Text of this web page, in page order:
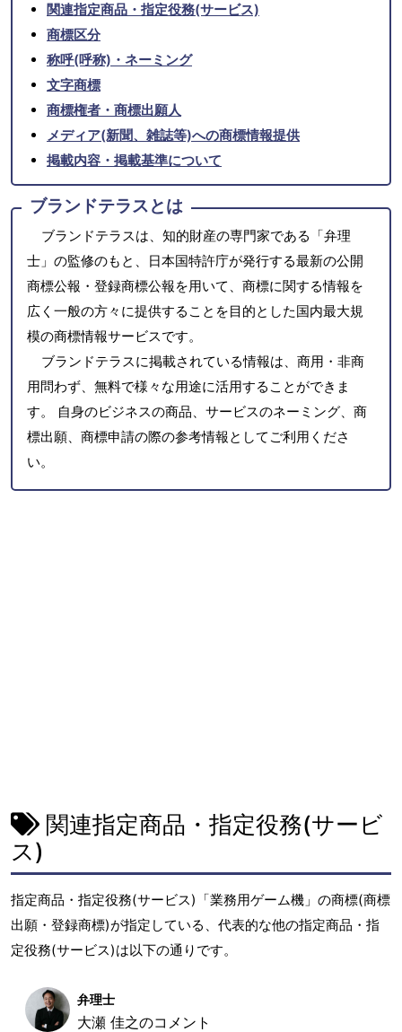
関連指定商品・指定役務(サービス)
商標区分
称呼(呼称)・ネーミング
文字商標
商標権者・商標出願人
メディア(新聞、雑誌等)への商標情報提供
掲載内容・掲載基準について
ブランドテラスとは
ブランドテラスは、知的財産の専門家である「弁理
士」の監修のもと、日本国特許庁が発行する最新の公開
商標公報・登録商標公報を用いて、商標に関する情報を
広く一般の方々に提供することを目的とした国内最大規
模の商標情報サービスです。
ブランドテラスに掲載されている情報は、商用・非商
用問わず、無料で様々な用途に活用することができま
す。 自身のビジネスの商品、サービスのネーミング、商
標出願、商標申請の際の参考情報としてご利用くださ
い。
関連指定商品・指定役務(サービ
ス)
指定商品・指定役務(サービス)「業務用ゲーム機」の商標(商標
出願・登録商標)が指定している、代表的な他の指定商品・指
定役務(サービス)は以下の通りです。
弁理士
大瀬 佳之のコメント